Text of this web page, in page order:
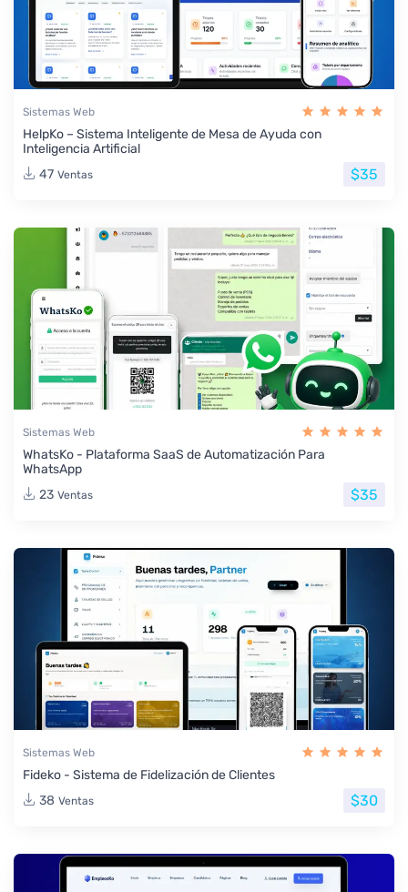
Sistemas Web
HelpKo – Sistema Inteligente de Mesa de Ayuda con
Inteligencia Artificial
47 Ventas $35
Sistemas Web
WhatsKo - Plataforma SaaS de Automatización Para
WhatsApp
23 Ventas $35
Sistemas Web
Fideko - Sistema de Fidelización de Clientes
38 Ventas $30